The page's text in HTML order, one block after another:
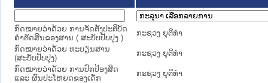
ກົດໝາຍວ່າດ້ວຍ ການຈັດຕັ້ງປະຕິບັດ
ຄຳຕັດສິນຂອງສານ ( ສະບັບປັບປຸງ )
ກະຊວງ ຍຸຕິທໍາ
ກົດໝາຍວ່າດ້ວຍ ທະບຽນສານ
(ສະບັບປັບປຸງ)
ກະຊວງ ຍຸຕິທໍາ
ກົດໝາຍວ່າດ້ວຍ ການປົກປ້ອງສິດ
ແລະ ຜົນປະໂຫຍດຂອງເດັກ
ກະຊວງ ຍຸຕິທໍາ